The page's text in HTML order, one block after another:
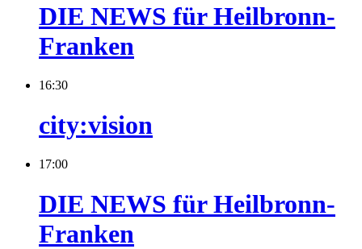
DIE NEWS für Heilbronn-
Franken
16:30
city:vision
17:00
DIE NEWS für Heilbronn-
Franken